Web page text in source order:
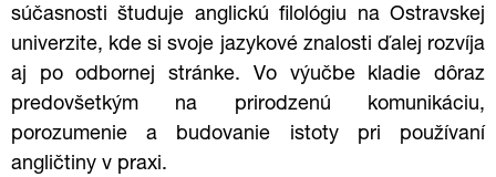
súčasnosti študuje anglickú filológiu na Ostravskej
univerzite, kde si svoje jazykové znalosti ďalej rozvíja
aj po odbornej stránke. Vo výučbe kladie dôraz
predovšetkým na prirodzenú komunikáciu,
porozumenie a budovanie istoty pri používaní
angličtiny v praxi.